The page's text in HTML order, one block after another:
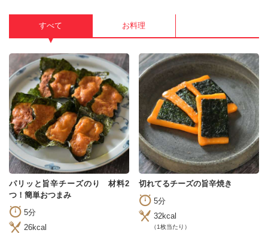
すべて
▼
お料理
パリッと旨辛チーズのり 材料2
つ！簡単おつまみ
5分
26kcal
切れてるチーズの旨辛焼き
5分
32kcal
（1枚当たり）